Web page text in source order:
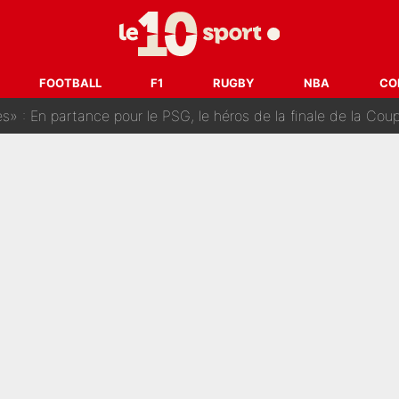
FOOTBALL F1 RUGBY NBA
Barcelone ? Les coulisses de la signature historique de
CMA CGM recrute plusieurs coureurs pour offrir à Paul Seixas une
partance pour le PSG, le héros de la finale de la Coupe du monde